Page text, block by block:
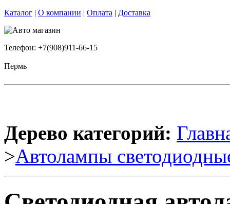
Каталог | О компании | Оплата | Доставка
Телефон: +7(908)911-66-15
Пермь
Дерево категорий:
>Автолампы